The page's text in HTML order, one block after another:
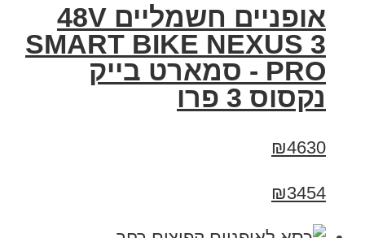
אופניים חשמליים 48V
SMART BIKE NEXUS 3
PRO - סמארט בייק
נקסוס 3 פרו
₪4630
₪3454